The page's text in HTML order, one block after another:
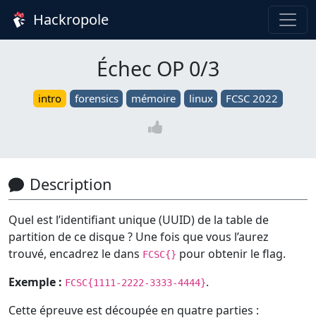
Hackropole
Échec OP 0/3
intro forensics mémoire linux FCSC 2022
Description
Quel est l’identifiant unique (UUID) de la table de
partition de ce disque ? Une fois que vous l’aurez
trouvé, encadrez le dans FCSC{} pour obtenir le flag.
Exemple : FCSC{1111-2222-3333-4444}.
Cette épreuve est découpée en quatre parties :